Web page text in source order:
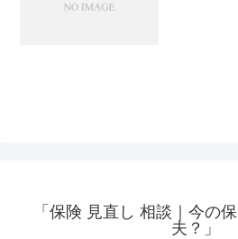
「保険 見直し 相談｜今の
夫？」